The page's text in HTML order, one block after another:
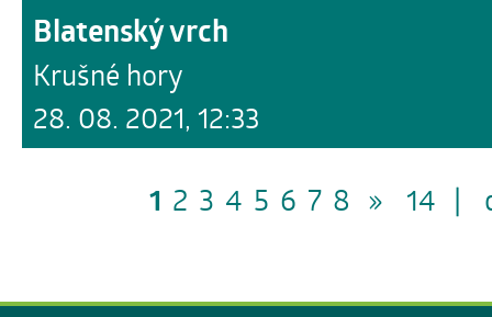
28. 08. 2021, 12:33
Blatenský vrch
Krušné hory
1 2 3 4 5 6 7 8 » 14 |